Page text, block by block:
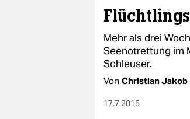
Mehr als drei
Seenotrettung im
Schleuser.
Von Christian Jakob
17.7.2015